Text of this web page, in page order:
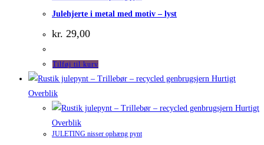
Julehjerte i metal med motiv – lyst
kr. 29,00
Tilføj til kurv
Hurtigt
Overblik
Hurtigt
Overblik
JULETING nisser ophæng pynt